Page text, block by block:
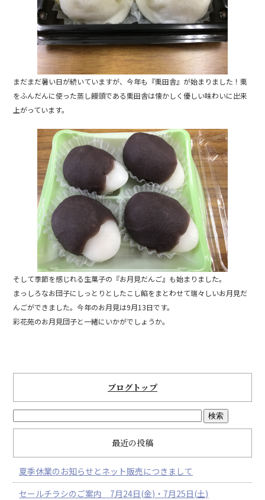
o
k
まだまだ暑い日が続いていますが、今年も『栗田舎』が始まりました！栗
をふんだんに使った蒸し饅頭である栗田舎は懐かしく優しい味わいに出来
上がっています。
そして季節を感じれる生菓子の『お月見だんご』も始まりました。
まっしろなお団子にしっとりとしたこし餡をまとわせて瑞々しいお月見だ
んごができました。今年のお月見は9月13日です。
彩花苑のお月見団子と一緒にいかがでしょうか。
ブログトップ
最近の投稿
夏季休業のお知らせとネット販売につきまして
セールチラシのご案内 7月24日(金)・7月25日(土)